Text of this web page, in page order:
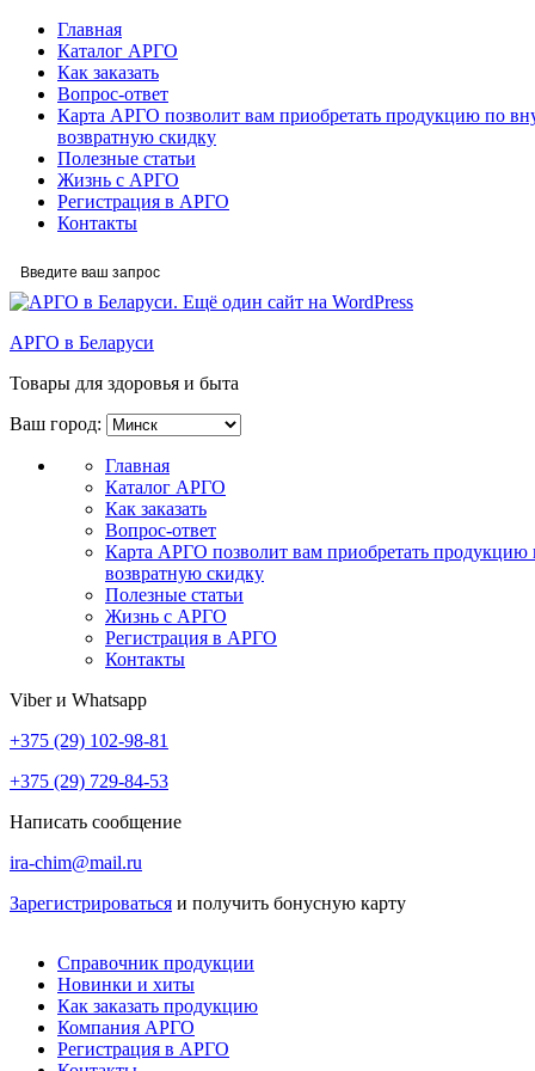
Главная
Каталог АРГО
Как заказать
Вопрос-ответ
Карта АРГО позволит вам приобретать продукцию по
возвратную скидку
Полезные статьи
Жизнь с АРГО
Регистрация в АРГО
Контакты
АРГО в Беларуси
Товары для здоровья и быта
Ваш город:
Главная
Каталог АРГО
Как заказать
Вопрос-ответ
Карта АРГО позволит вам приобретать продукцию
возвратную скидку
Полезные статьи
Жизнь с АРГО
Регистрация в АРГО
Контакты
Viber и Whatsapp
+375 (29) 102-98-81
+375 (29) 729-84-53
Написать сообщение
ira-chim@mail.ru
Зарегистрироваться и получить бонусную карту
Справочник продукции
Новинки и хиты
Как заказать продукцию
Компания АРГО
Регистрация в АРГО